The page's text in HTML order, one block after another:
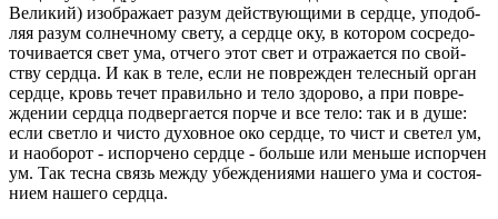
Ве­ли­кий) изоб­ра­жа­ет разум дей­ству­ю­щи­ми в серд­це, упо­доб­
ляя разум сол­неч­но­му свету, а серд­це оку, в ко­то­ром со­сре­до­
то­чи­ва­ет­ся свет ума, от­че­го этот свет и от­ра­жа­ет­ся по свой­
ству серд­ца. И как в теле, если не по­вре­жден те­лес­ный орган
серд­це, кровь течет пра­виль­но и тело здо­ро­во, а при по­вре­
жде­нии серд­ца под­вер­га­ет­ся порче и все тело: так и в душе:
если свет­ло и чисто ду­хов­ное око серд­це, то чист и све­тел ум,
и на­о­бо­рот - ис­пор­че­но серд­це - боль­ше или мень­ше ис­пор­чен
ум. Так тесна связь между убеж­де­ни­я­ми на­ше­го ума и со­сто­я­
ни­ем на­ше­го серд­ца.